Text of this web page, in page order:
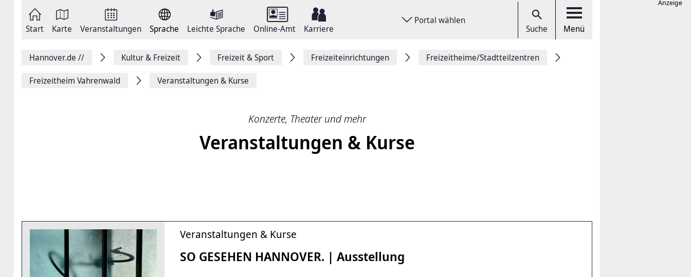
springen
Start Karte Veranstaltungen Sprache Leichte Sprache Online-Amt Karriere
Portal wählen
Suche Menü
FacebookHannover.de // Kultur & Freizeit Freizeit & Sport Freizeiteinrichtungen Freizeitheime/Stadtteilzentren
Freizeitheim Vahrenwald Veranstaltungen & Kurse
Konzerte, Theater und mehr
Veranstaltungen & Kurse
Veranstaltungen & Kurse
SO GESEHEN HANNOVER. | Ausstellung
Anzeige